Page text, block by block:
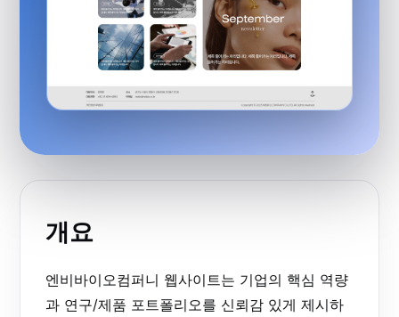
개요
엔비바이오컴퍼니 웹사이트는 기업의 핵심 역량
과 연구/제품 포트폴리오를 신뢰감 있게 제시하